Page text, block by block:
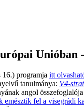
Unióban
programja itt
tanulmánya: V4-
angol
emésztik fel a visegrádi